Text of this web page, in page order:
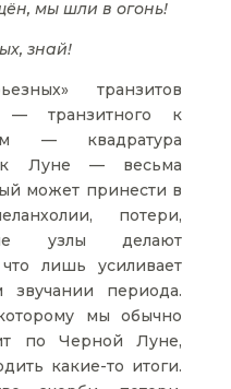
мы шли в огонь!
знай!
транзитов
— транзитного к
— квадратура
к Луне — весьма
может принести в
потери,
узлы делают
лишь усиливает
периода.
мы обычно
по Черной Луне,
какие-то итоги.